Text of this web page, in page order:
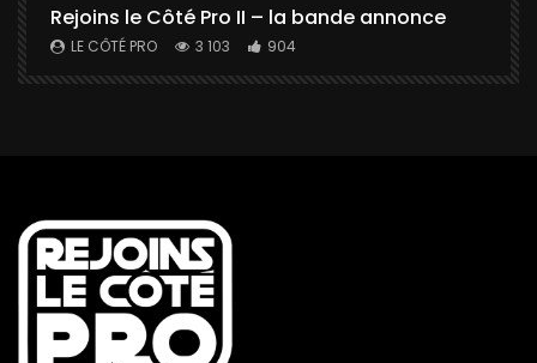
Rejoins le Côté Pro II – la bande annonce
LE CÔTÉ PRO 3 103 904